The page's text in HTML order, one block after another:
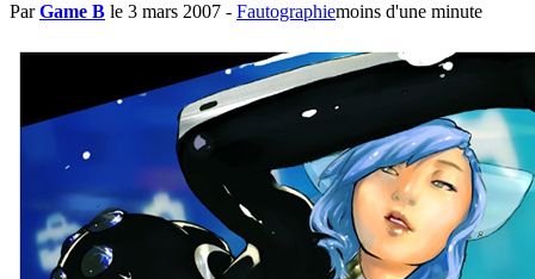
ParGame B le 3 mars 2007 - Fautographiemoins d'une minute